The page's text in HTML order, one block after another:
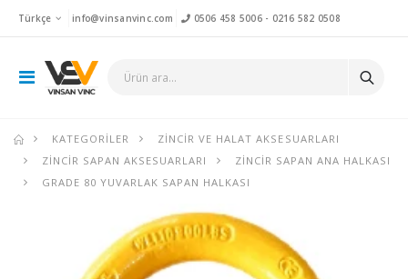
Türkçe info@vinsanvinc.com 0506 458 5006- 0216 582 0508
KATEGORILER
ZINCIR VE HALAT AKSESUARLARI
ZINCIR SAPAN AKSESUARLARI
ZINCIR SAPAN ANA HALKASI
GRADE 80 YUVARLAK SAPAN HALKASI